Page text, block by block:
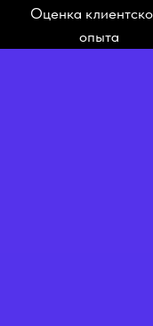
Оценка
опыта